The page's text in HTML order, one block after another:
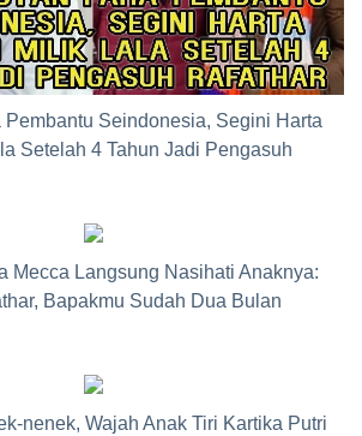
Seindonesia, Segini Harta
Setelah 4 Tahun Jadi Pengasuh
Mecca Langsung Nasihati Anaknya:
Bapakmu Sudah Dua Bulan
nenek, Wajah Anak Tiri Kartika Putri